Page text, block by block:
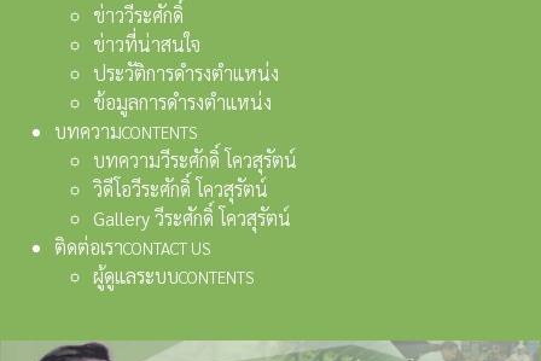
ข่าววีระศักดิ์
ข่าวที่น่าสนใจ
ประวัติการดำรงตำแหน่ง
ข้อมูลการดำรงตำแหน่ง
บทความCONTENTS
บทความวีระศักดิ์ โควสุรัตน์
วิดีโอวีระศักดิ์ โควสุรัตน์
Gallery วีระศักดิ์ โควสุรัตน์
ติดต่อเราCONTACT US
ผู้ดูแลระบบCONTENTS